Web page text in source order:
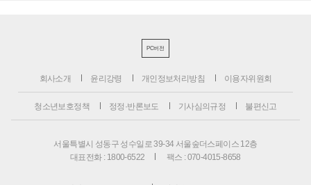
PC버전
회사소개 윤리강령 개인정보처리방침 이용자위원회
청소년보호정책 정정·반론보도 기사심의규정 불편신고
서울특별시 성동구 성수일로 39-34 서울숲더스페이스 12층
대표전화 : 1800-6522
팩스 : 070-4015-8658